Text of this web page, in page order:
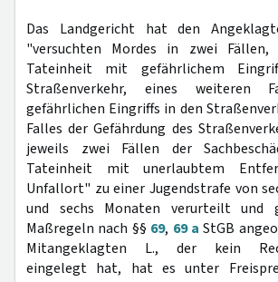
Das Landgericht hat den
"versuchten Mordes in zwei
Tateinheit mit gefährlichem
Straßenverkehr, eines weiteren
gefährlichen Eingriffs in den
Falles der Gefährdung des
jeweils zwei Fällen der
Tateinheit mit unerlaubtem
Unfallort" zu einer Jugendstrafe von
und sechs Monaten verurteilt und
Maßregeln nach §§ 69, 69 a StGB
Mitangeklagten L., der kein
eingelegt hat, hat es unter